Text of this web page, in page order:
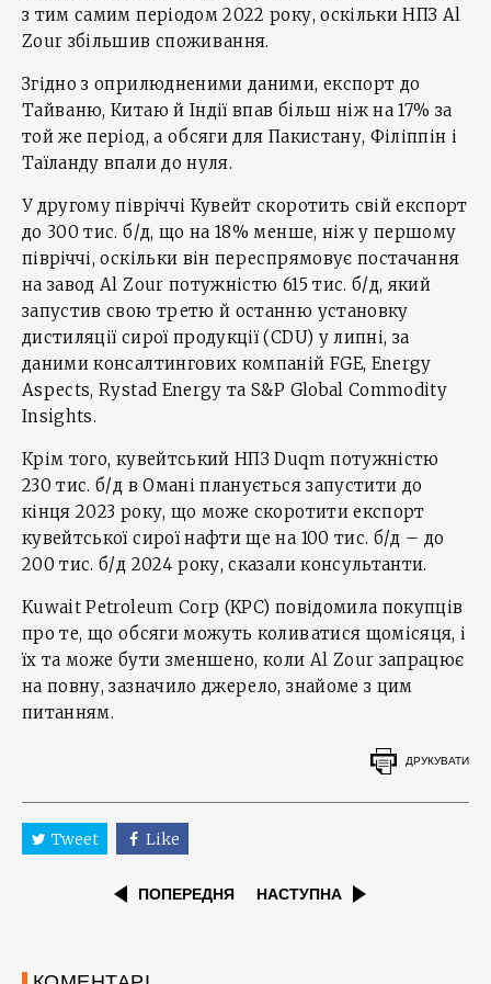
з тим самим періодом 2022 року, оскільки НПЗ Al
Zour збільшив споживання.
Згідно з оприлюдненими даними, експорт до
Тайваню, Китаю й Індії впав більш ніж на 17% за
той же період, а обсяги для Пакистану, Філіппін і
Таїланду впали до нуля.
У другому півріччі Кувейт скоротить свій експорт
до 300 тис. б/д, що на 18% менше, ніж у першому
півріччі, оскільки він переспрямовує постачання
на завод Al Zour потужністю 615 тис. б/д, який
запустив свою третю й останню установку
дистиляції сирої продукції (CDU) у липні, за
даними консалтингових компаній FGE, Energy
Aspects, Rystad Energy та S&P Global Commodity
Insights.
Крім того, кувейтський НПЗ Duqm потужністю
230 тис. б/д в Омані планується запустити до
кінця 2023 року, що може скоротити експорт
кувейтської сирої нафти ще на 100 тис. б/д – до
200 тис. б/д 2024 року, сказали консультанти.
Kuwait Petroleum Corp (KPC) повідомила покупців
про те, що обсяги можуть коливатися щомісяця, і
їх та може бути зменшено, коли Al Zour запрацює
на повну, зазначило джерело, знайоме з цим
питанням.
ДРУКУВАТИ
Tweet Like
ПОПЕРЕДНЯ НАСТУПНА